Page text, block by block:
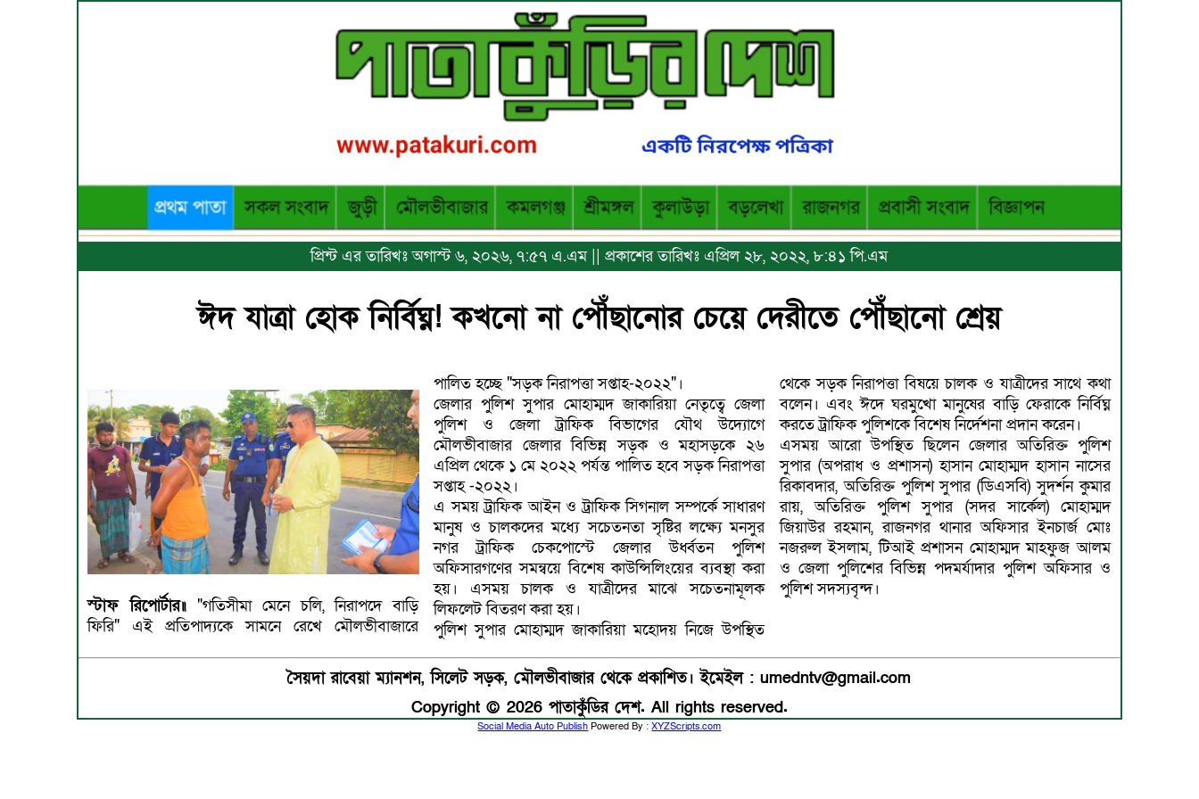
প্রিন্ট এর তারিখঃ অগাস্ট ৬, ২০২৬, ৭:৫৭ এ.এম || প্রকাশের তারিখঃ এপ্রিল ২৮, ২০২২, ৮:৪১ পি.এম
ঈদ যাত্রা হোক নির্বিঘ্ন! কখনো না পৌঁছানোর চেয়ে দেরীতে পৌঁছানো শ্রেয়
স্টাফ রিপোর্টার॥ "গতিসীমা মেনে চলি, নিরাপদে বাড়ি
ফিরি" এই প্রতিপাদ্যকে সামনে রেখে মৌলভীবাজারে
পালিত হচ্ছে "সড়ক নিরাপত্তা সপ্তাহ-২০২২"।
জেলার পুলিশ সুপার মোহাম্মদ জাকারিয়া নেতৃত্বে জেলা
পুলিশ ও জেলা ট্রাফিক বিভাগের যৌথ উদ্যোগে
মৌলভীবাজার জেলার বিভিন্ন সড়ক ও মহাসড়কে ২৬
এপ্রিল থেকে ১ মে ২০২২ পর্যন্ত পালিত হবে সড়ক নিরাপত্তা
সপ্তাহ -২০২২।
এ সময় ট্রাফিক আইন ও ট্রাফিক সিগনাল সম্পর্কে সাধারণ
মানুষ ও চালকদের মধ্যে সচেতনতা সৃষ্টির লক্ষ্যে মনসুর
নগর ট্রাফিক চেকপোস্টে জেলার উর্ধ্বতন পুলিশ
অফিসারগণের সমন্বয়ে বিশেষ কাউন্সিলিংয়ের ব্যবস্থা করা
হয়। এসময় চালক ও যাত্রীদের মাঝে সচেতনামূলক
লিফলেট বিতরণ করা হয়।
পুলিশ সুপার মোহাম্মদ জাকারিয়া মহোদয় নিজে উপস্থিত
থেকে সড়ক নিরাপত্তা বিষয়ে চালক ও যাত্রীদের সাথে কথা
বলেন। এবং ঈদে ঘরমুখো মানুষের বাড়ি ফেরাকে নির্বিঘ্ন
করতে ট্রাফিক পুলিশকে বিশেষ নির্দেশনা প্রদান করেন।
এসময় আরো উপস্থিত ছিলেন জেলার অতিরিক্ত পুলিশ
সুপার (অপরাধ ও প্রশাসন) হাসান মোহাম্মদ হাসান নাসের
রিকাবদার, অতিরিক্ত পুলিশ সুপার (ডিএসবি) সুদর্শন কুমার
রায়, অতিরিক্ত পুলিশ সুপার (সদর সার্কেল) মোহাম্মদ
জিয়াউর রহমান, রাজনগর থানার অফিসার ইনচার্জ মোঃ
নজরুল ইসলাম, টিআই প্রশাসন মোহাম্মদ মাহফুজ আলম
ও জেলা পুলিশের বিভিন্ন পদমর্যাদার পুলিশ অফিসার ও
পুলিশ সদস্যবৃন্দ।
সৈয়দা রাবেয়া ম্যানশন, সিলেট সড়ক, মৌলভীবাজার থেকে প্রকাশিত। ইমেইল : umedntv@gmail.com
Copyright © 2026 পাতাকুঁডির দেশ. All rights reserved.
Social Media Auto Publish Powered By :XYZScripts.com